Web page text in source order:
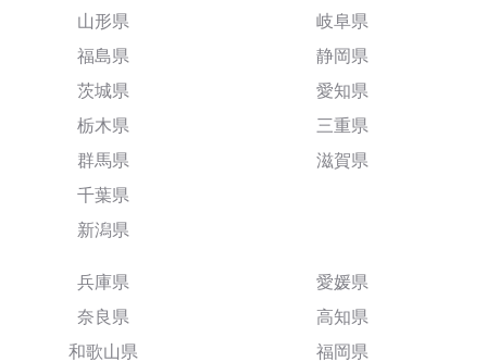
山形県
福島県
茨城県
栃木県
群馬県
千葉県
新潟県
岐阜県
静岡県
愛知県
三重県
滋賀県
兵庫県
奈良県
和歌山県
愛媛県
高知県
福岡県